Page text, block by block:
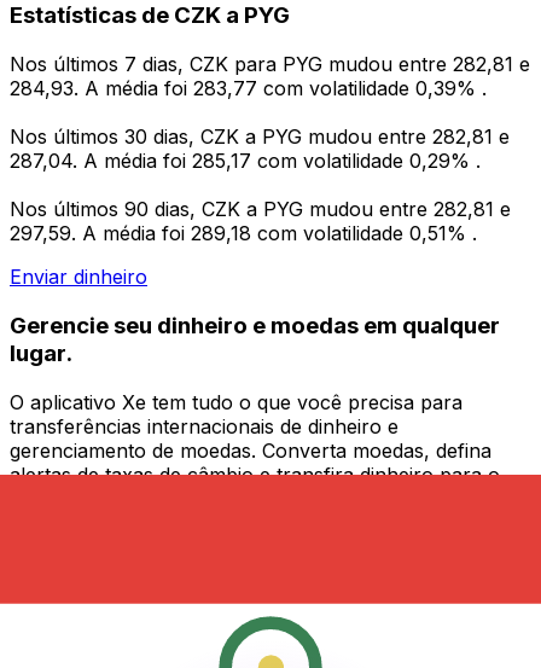
Estatísticas de CZK a PYG
Nos últimos 7 dias, CZK para PYG mudou entre 282,81 e
284,93. A média foi 283,77 com volatilidade 0,39% .
Nos últimos 30 dias, CZK a PYG mudou entre 282,81 e
287,04. A média foi 285,17 com volatilidade 0,29% .
Nos últimos 90 dias, CZK a PYG mudou entre 282,81 e
297,59. A média foi 289,18 com volatilidade 0,51% .
Enviar dinheiro
Gerencie seu dinheiro e moedas em qualquer
lugar.
O aplicativo Xe tem tudo o que você precisa para
transferências internacionais de dinheiro e
gerenciamento de moedas. Converta moedas, defina
alertas de taxas de câmbio e transfira dinheiro para o